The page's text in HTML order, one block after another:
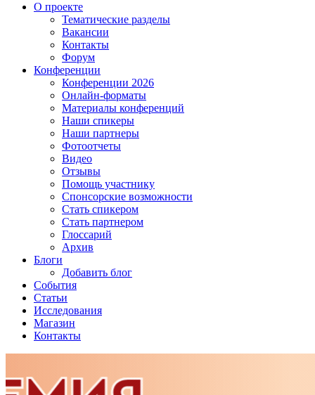
О проекте
Тематические разделы
Вакансии
Контакты
Форум
Конференции
Конференции 2026
Онлайн-форматы
Материалы конференций
Наши спикеры
Наши партнеры
Фотоотчеты
Видео
Отзывы
Помощь участнику
Спонсорские возможности
Стать спикером
Стать партнером
Глоссарий
Архив
Блоги
Добавить блог
События
Статьи
Исследования
Магазин
Контакты